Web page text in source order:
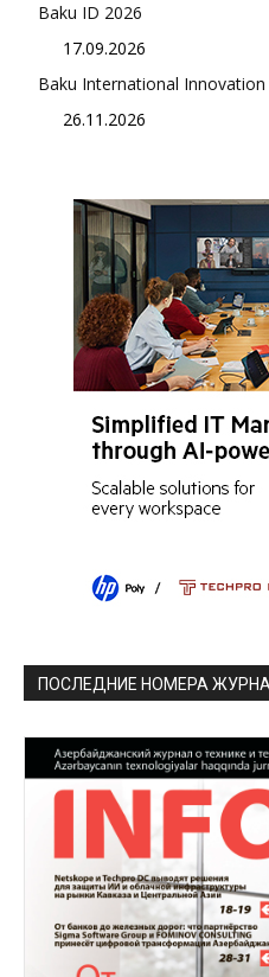
Baku ID 2026
17.09.2026
Baku International
26.11.2026
ПОСЛЕДНИЕ НОМЕРА